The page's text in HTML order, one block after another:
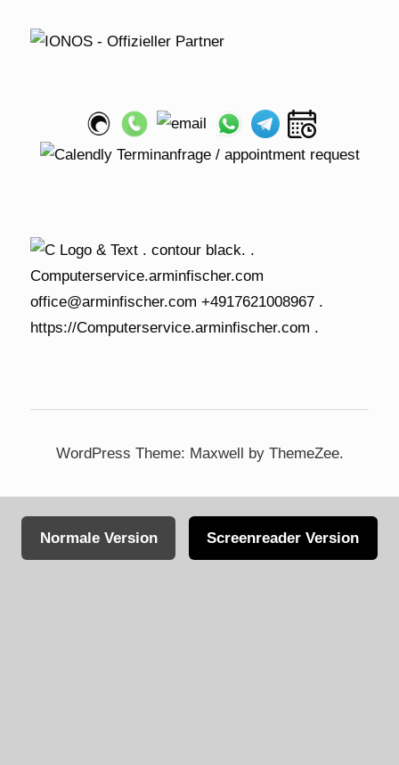
WordPress Theme: Maxwell by ThemeZee.
Normale Version Screenreader Version